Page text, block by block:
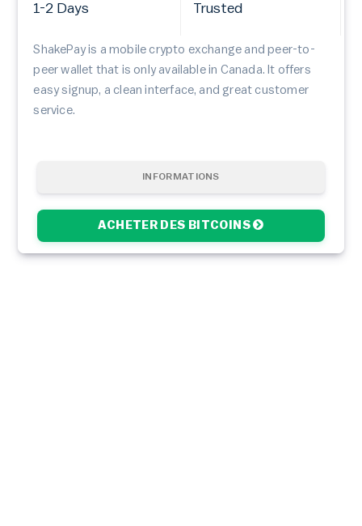
INFORMATIONS
ACHETER DES BITCOINS
1-2 Days Trusted
ShakePay is a mobile crypto exchange and peer-to-
peer wallet that is only available in Canada. It offers
easy signup, a clean interface, and great customer
service.